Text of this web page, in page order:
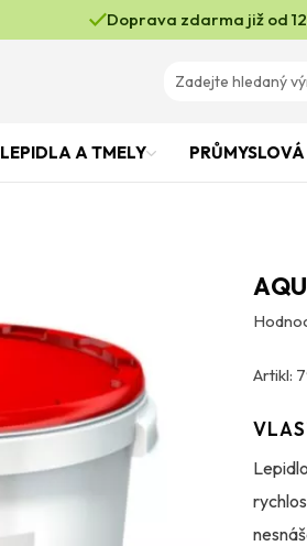
Doprava zdarma již od
LEPIDLA A TMELY
Artikl: